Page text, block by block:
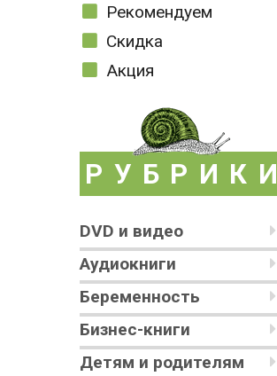
Рекомендуем
Скидка
Акция
РУБРИКИ
DVD и видео
Аудиокниги
Беременность
Бизнес-книги
Детям и родителям